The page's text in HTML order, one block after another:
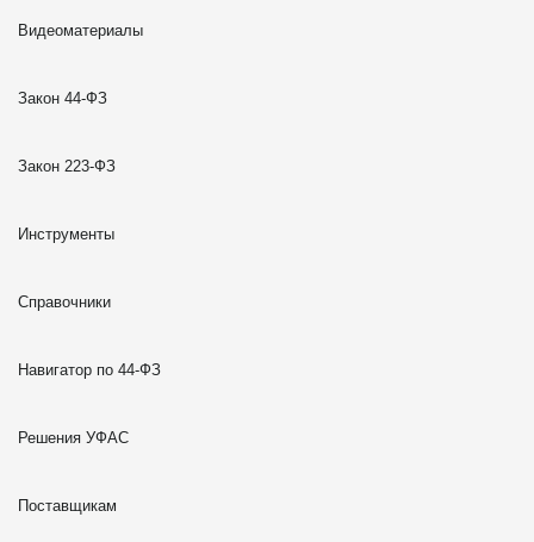
Видеоматериалы
Закон 44-ФЗ
Закон 223-ФЗ
Инструменты
Справочники
Навигатор по 44-ФЗ
Решения УФАС
Поставщикам